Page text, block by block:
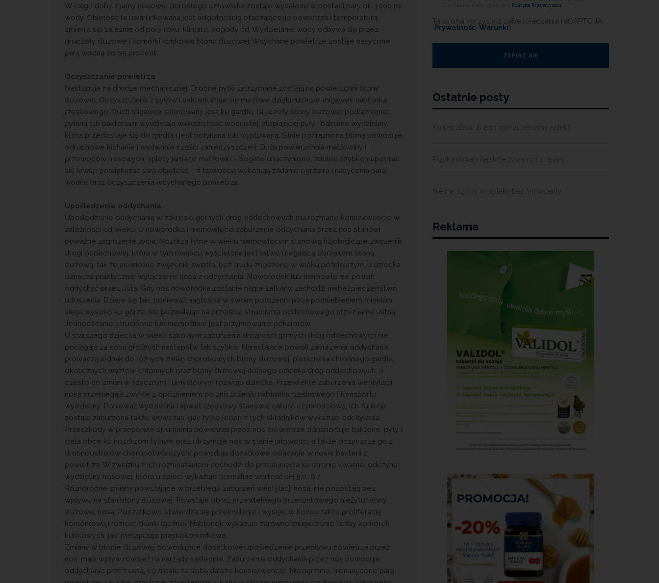
W ciągu doby z jamy nosowej dorosłego człowieka zostaje wydalone w postaci pary ok. 1000 ml
wody. Objętość ta uwarunkowana jest wilgotnością otaczającego powietrza i temperaturą;
zmienia się zależnie od pory roku, klimatu, pogody itd. Wydzielanie wody odbywa się przez
gruczoły śluzowe i komórki kubkowe błony śluzowej. Wdychane powietrze zostaje nasycone
parą wodną do 95 procent.
Oczyszczanie powietrza
Następuje na drodze mechanicznej. Drobne pyłki zatrzymane zostają na powierzchni błony
śluzowej. Oczyszczanie z pyłów i bakterii staje się możliwe dzięki ruchowi migawek nabłonka
rzęskowego. Ruch migawek skierowany jest ku gardłu. Gruczoły błony śluzowej podrażnionej
pyłami lub bakteriami wydzielają większą ilość wodnistej, zlepiającej pyły i bakterie wydzieliny,
która przedostaje się do gardła i jest połykana lub wypluwana. Silnie podrażniona błona powoduje
odruchowe kichanie i wydalanie części zanieczyszczeń. Duża powierzchnia małżowiny i
przewodów nosowych, sploty jamiste małżowin – bogato unaczynione, zdolne szybko napełniać
się krwią i powiększać swą objętość – z łatwością wykonują zadanie ogrzania i nasycenia parą
wodną oraz oczyszczenia wdychanego powietrza.
Upośledzenie oddychania
Upośledzenie oddychania w zakresie górnych dróg oddechowych ma rozmaite konsekwencje w
zależności od wieku. U noworodka i niemowlęcia zaburzenie oddychania przez nos stanowi
poważne zagrożenie życia. Nozdrza tylne w wieku niemowlęcym stanowią fizjologiczne zwężenie
drogi oddechowej, która w tym miejscu wyścielona jest łatwo ulegającą obrzękom błoną
śluzową, tak że niewielkie zwężenie światła, bez trudu znoszone w wieku późniejszym, u dziecka
oznacza praktycznie wyłączenie nosa z oddychania. Noworodek lub niemowlę nie potrafi
oddychać przez usta. Gdy nos noworodka zostanie nagle zatkany, zachodzi niebezpieczeństwo
uduszenia. Dzieje się tak, ponieważ nagłośnia w swoim położeniu poza podniebieniem miękkim
sięga wysoko ku górze, nie pozwalając na przejście strumienia oddechowego przez jamę ustną.
Jednocześnie utrudnione lub niemożliwe jest przyjmowanie pokarmów.
U starszego dziecka w wieku szkolnym zaburzenia drożności górnych dróg oddechowych nie
pociągają za sobą groźnych następstw tak szybko. Narastające powoli zaburzenia oddychania
prowadzą jednak do różnych zmian chorobowych błony śluzowej, pierścienia chłonnego gardła,
okolicznych węzłów chłonnych oraz błony śluzowej dolnego odcinka dróg oddechowych, a
często do zmian w fizycznym i umysłowym rozwoju dziecka. Przewlekłe zaburzenia wentylacji
nosa przebiegają zwykle z opóźnieniem po zniszczeniu nabłonka rzęskowego i transportu
wydzieliny. Ponieważ wydzielina i aparat rzęskowy stanowią całość czynnościową, ich funkcja
zostaje zaburzona także wówczas, gdy tylko jeden z tych składników wykazuje odchylenia.
Przeszkody w przepływie strumienia powietrza przez nos (powietrze transportuje bakterie, pyły i
ciała obce ku nozdrzom tylnym oraz utrzymuje nos w stanie jałowości, a także oczyszcza go z
drobnoustrojów chorobotwórczych) powodują dodatkowe osiadanie w nosie bakterii z
powietrza. W związku z ich rozmnażaniem dochodzi do przesunięcia ku stronie kwaśnej odczynu
wydzieliny nosowej, która u dzieci wykazuje normalnie wartość pH 5,0–6,7.
Różnorodne zmiany powstające w przebiegu zaburzeń wentylacji nosa, nie pozostają bez
wpływu na stan błony śluzowej. Powstaje obraz przewlekłego przerostowego nieżytu błony
śluzowej nosa. Początkowo stwierdza się przekrwienie i wysięk, w końcu także proliferację
komórkową i rozrost tkanki łącznej. Nabłonek wykazuje zarówno zwiększenie liczby komórek
kubkowych, jaki metaplazję płaskokomórkową.
Zmiany w błonie śluzowej, powodujące dodatkowe upośledzenie przepływu powietrza przez
nos, mają wpływ również na narządy sąsiednie. Zaburzenie oddychania przez nos powoduje
oddychanie przez usta, co niesie za sobą dalsze konsekwencje. Nieogrzane, nienasycone parą
Polityką Prywatności.
Ta strona korzysta z zabezpieczenia reCAPTCHA
(Prywatność, Warunki)
Ostatnie posty
Reklama